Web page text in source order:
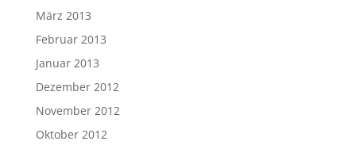
März 2013
Februar 2013
Januar 2013
Dezember 2012
November 2012
Oktober 2012